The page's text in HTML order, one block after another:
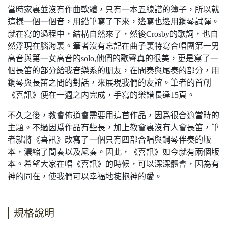
當時家裏並沒有作曲軟體，只有一本五線譜的簿子，所以就
這樣一個一個音，用鉛筆寫了下來，邊寫也邊用鋼琴試彈。
就在寫的過程中，結構自然來了，然後Crosby的歌詞，也自
然浮現在腦海裏。筆者沒有忘記在曲子裏特寫合唱團第一男
高音與第一女高音的solo,他們的歌聲真的很美，更是寫了一
個長笛的部分給我音樂系的朋友，在間奏與尾奏的部分，用
鋼琴與長笛之間的對話，來展現我們的友誼。筆者的首創
《喜訊》便在一週之内完成，手寫的樂譜長達15頁。
不久之後，教會佈道會需要用這首作品，因爲很合適當時的
主題。不過因爲作品有些長，加上教會裏沒有人會長笛，筆
者就將《喜訊》改寫了一個只有四部合唱與鋼琴伴奏的版
本，濃縮了間奏以及尾奏。因此，《喜訊》如今就有兩個版
本。希望大家在唱《喜訊》的時候，可以深深體會，因為有
神的同在，使我們可以幸福地擁抱神的愛。
規格說明